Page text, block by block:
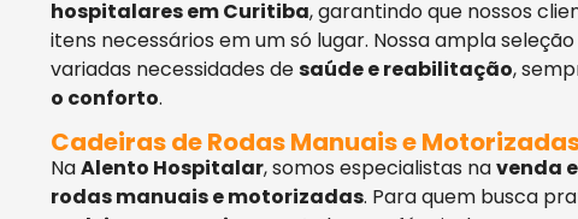
hospitalares em Curitiba, garantindo que nossos
itens necessários em um só lugar. Nossa ampla
variadas necessidades desaúde e reabilitação,
o conforto.
Cadeiras de Rodas Manuais e
NaAlento Hospitalar, somos especialistas navenda
rodas manuais e motorizadas. Para quem busca